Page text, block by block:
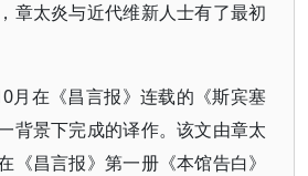
章太炎与近代维新人士有了最初
月在《昌言报》连载的《斯宾塞
背景下完成的译作。该文由章太
《昌言报》第一册《本馆告白》